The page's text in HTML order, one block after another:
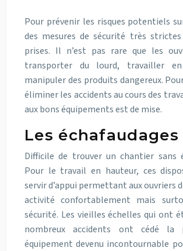
Pour prévenir les risques potentiels
des mesures de sécurité très
prises. Il n’est pas rare que les
transporter du lourd, travailler
manipuler des produits dangereux.
éliminer les accidents au cours des
aux bons équipements est de mise.
Les échafaudages
Difficile de trouver un chantier sans
Pour le travail en hauteur, ces
servir d’appui permettant aux ouvriers
activité confortablement mais
sécurité. Les vieilles échelles qui ont
nombreux accidents ont cédé
équipement devenu incontournable